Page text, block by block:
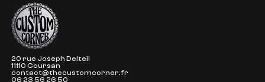
The Custom Corner
20 rue Joseph Delteil
11110 Coursan
contact@thecustomcorner.fr
06 23 56 26 50